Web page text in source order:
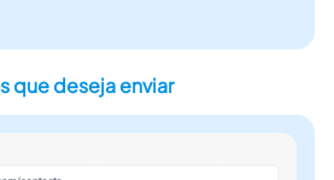
que deseja enviar